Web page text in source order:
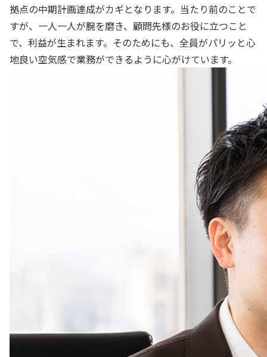
拠点の中期計画達成がカギとなります。当たり前のことで
すが、一人一人が腕を磨き、顧問先様のお役に立つこと
で、利益が生まれます。そのためにも、全員がパリッと心
地良い空気感で業務ができるように心がけています。